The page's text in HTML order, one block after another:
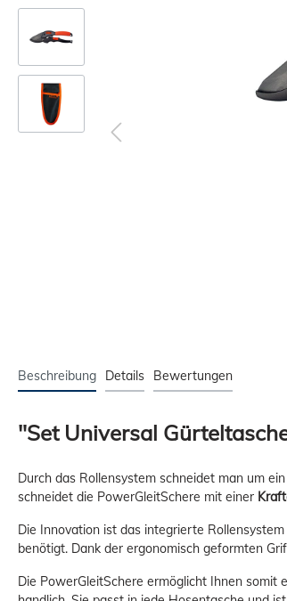
Beschreibung Details Bewertungen
"Set Universal
Durch das Rollensystem schneidet man um
schneidet die PowerGleitSchere mit einer
Die Innovation ist das integrierte
benötigt. Dank der ergonomisch geformten
Die PowerGleitSchere ermöglicht Ihnen somit